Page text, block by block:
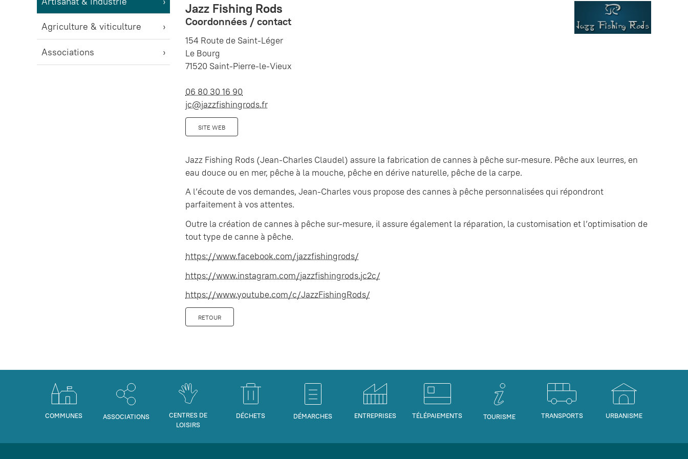
Agriculture & viticulture
Associations
Jazz Fishing Rods
Coordonnées / contact
154 Route de Saint-Léger
Le Bourg
71520 Saint-Pierre-le-Vieux
06 80 30 16 90
jc@jazzfishingrods.fr
SITE WEB
Jazz Fishing Rods (Jean-Charles Claudel) assure la fabrication de cannes à pêche sur-mesure. Pêche aux leurres, en
eau douce ou en mer, pêche à la mouche, pêche en dérive naturelle, pêche de la carpe.
A l’écoute de vos demandes, Jean-Charles vous propose des cannes à pêche personnalisées qui répondront
parfaitement à vos attentes.
Outre la création de cannes à pêche sur-mesure, il assure également la réparation, la customisation et l’optimisation de
tout type de canne à pêche.
https://www.facebook.com/jazzfishingrods/
https://www.instagram.com/jazzfishingrods.jc2c/
https://www.youtube.com/c/JazzFishingRods/
RETOUR
COMMUNES ASSOCIATIONS
CENTRES DE
LOISIRS
DÉCHETS DÉMARCHES ENTREPRISES TÉLÉPAIEMENTS TOURISME TRANSPORTS URBANISME